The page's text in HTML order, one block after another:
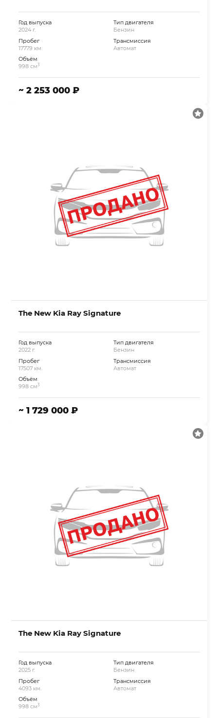
Год выпуска
2024 г.
Пробег
17779 км.
Объём
998 см3
Тип двигателя
Бензин
Трансмиссия
Автомат
~ 2 253 000 ₽
The New Kia Ray Signature
Год выпуска
2022 г.
Пробег
17507 км.
Объём
998 см3
Тип двигателя
Бензин
Трансмиссия
Автомат
~ 1 729 000 ₽
The New Kia Ray Signature
Год выпуска
2025 г.
Пробег
4093 км.
Объём
998 см3
Тип двигателя
Бензин
Трансмиссия
Автомат